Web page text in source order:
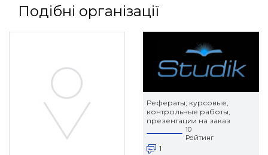
Подібні організації
Рефераты, курсовые,
контрольные работы,
презентации на заказ
10
Рейтинг
1